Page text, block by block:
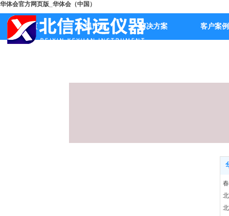
华体会官方网页版_华体会（中国）
首页 公司产品 解决方案 客户案例